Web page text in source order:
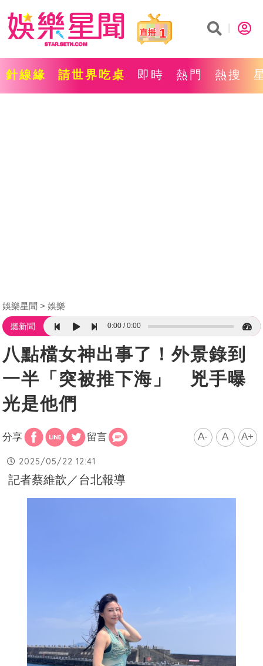
1
針線緣 請世界吃桌 即時 熱門 熱搜
娛樂星聞 娛樂
聽新聞 0:00 0:00
八點檔女神出事了！外景錄到
一半「突被推下海」 兇手曝
光是他們
分享 留言 A- A A+
2025/05/22 12:41
記者蔡維歆／台北報導